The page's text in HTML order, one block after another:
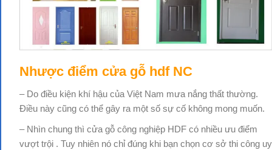
Nhược điểm cửa gỗ hdf NC
– Do điều kiện khí hậu của Việt Nam mưa nắng thất thường.
Điều này cũng có thể gây ra một số sự cố không mong muốn.
– Nhìn chung thì cửa gỗ công nghiệp HDF có nhiều ưu điểm
vượt trội . Tuy nhiên nó chỉ đúng khi bạn chọn cơ sở thi công uy